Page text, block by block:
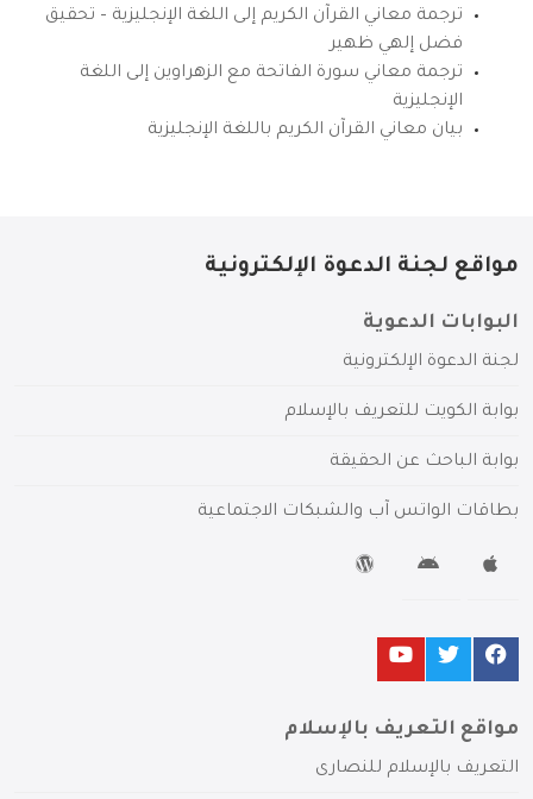
ترجمة معاني القرآن الكريم إلى اللغة الإنجليزية – تحقيق
فضل إلهي ظهير
ترجمة معاني سورة الفاتحة مع الزهراوين إلى اللغة
الإنجليزية
بيان معاني القرآن الكريم باللغة الإنجليزية
مواقع لجنة الدعوة الإلكترونية
البوابات الدعوية
لجنة الدعوة الإلكترونية
بوابة الكويت للتعريف بالإسلام
بوابة الباحث عن الحقيقة
بطاقات الواتس آب والشبكات الاجتماعية
مواقع التعريف بالإسلام
التعريف بالإسلام للنصارى